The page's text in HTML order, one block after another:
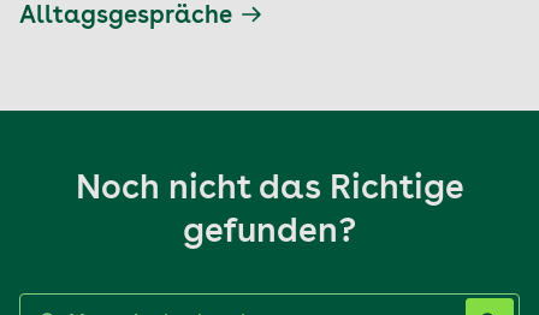
Alltagsgespräche
Noch nicht das Richtige
gefunden?